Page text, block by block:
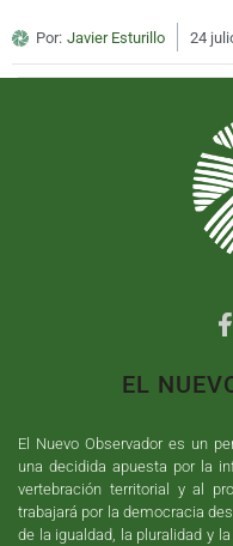
Por: Javier Esturillo 24
EL
El Nuevo Observador es un
una decidida apuesta por la
vertebración territorial y al
trabajará por la democracia
de la igualdad, la pluralidad y